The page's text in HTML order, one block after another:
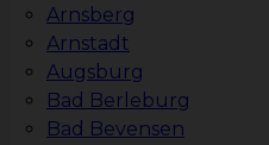
Arnsberg
Arnstadt
Augsburg
Bad Berleburg
Bad Bevensen